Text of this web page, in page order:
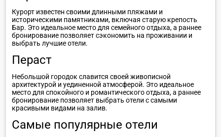
Курорт известен своими длинными пляжами и
историческими памятниками, включая старую крепость
Бар. Это идеальное место для семейного отдыха, а раннее
бронирование позволяет сэкономить на проживании и
выбрать лучшие отели.
Пераст
Небольшой городок славится своей живописной
архитектурой и уединенной атмосферой. Это идеальное
место для спокойного и романтического отдыха, а раннее
бронирование позволяет выбрать отели с самыми
красивыми видами на залив.
Самые популярные отели